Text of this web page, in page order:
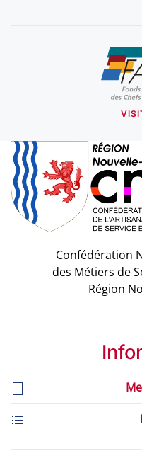
Confédération
des Métiers de
Région